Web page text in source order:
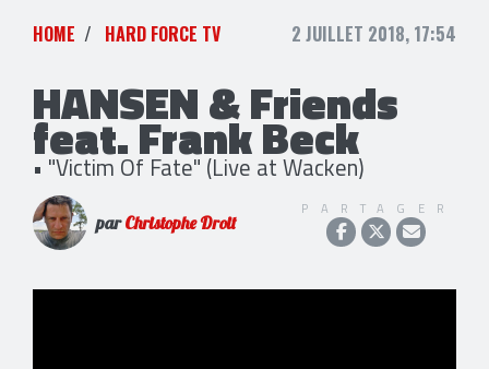
HOME HARD FORCE TV 2 JUILLET 2018, 17:54
HANSEN & Friends
feat. Frank Beck
• "Victim Of Fate" (Live at Wacken)
parChristophe Droit
PARTAGER